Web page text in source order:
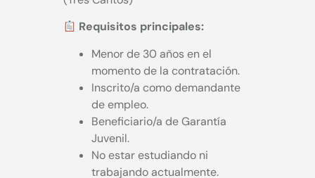
Requisitos principales:
Menor de 30 años en el
momento de la contratación.
Inscrito/a como demandante
de empleo.
Beneficiario/a de Garantía
Juvenil.
No estar estudiando ni
trabajando actualmente.